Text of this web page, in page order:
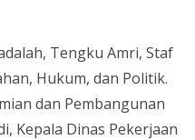
Tengku Amri, Staf
Hukum, dan Politik.
dan Pembangunan
Kepala Dinas Pekerjaan